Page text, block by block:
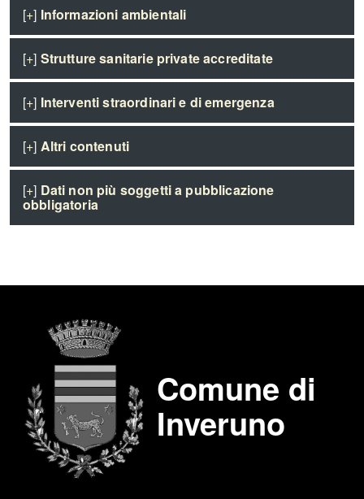
[+] Informazioni ambientali
[+] Strutture sanitarie private accreditate
[+] Interventi straordinari e di emergenza
[+] Altri contenuti
[+] Dati non più soggetti a pubblicazione
obbligatoria
Comune di
Inveruno